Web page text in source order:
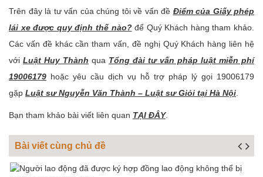
Trên đây là tư vấn của chúng tôi về vấn đề Điểm của Giấy phép
lái xe được quy định thế nào?để Quý Khách hàng tham khảo.
Các vấn đề khác cần tham vấn, đề nghị Quý Khách hàng liên hệ
với Luật Huy Thành qua Tổng đài tư vấn pháp luật miễn phí
19006179 hoặc yêu cầu dịch vụ hỗ trợ pháp lý gọi 19006179
gặp Luật sư Nguyễn Văn Thành – Luật sư Giỏi tại Hà Nội.
Bạn tham khảo bài viết liên quan TẠI ĐÂY.
Bài viết cùng chủ đề